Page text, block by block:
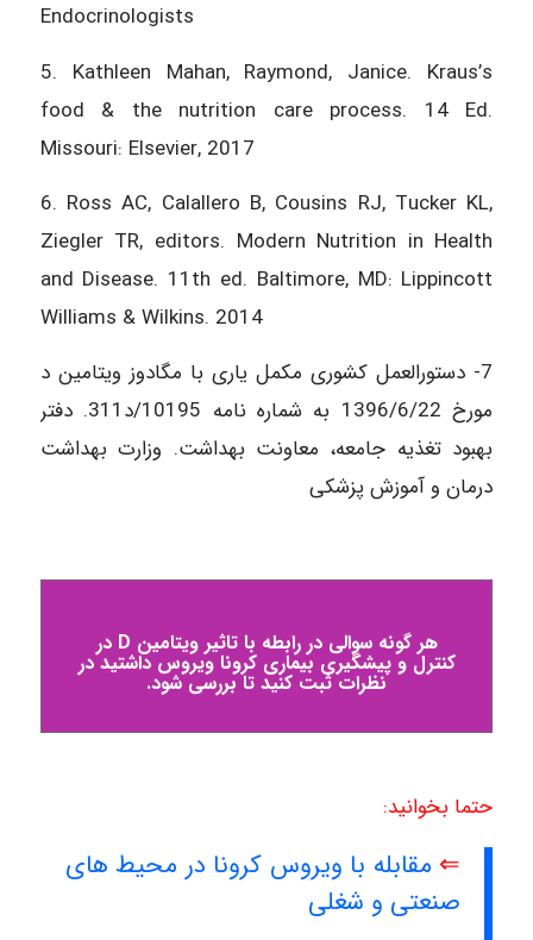
Endocrinologists
5. Kathleen Mahan, Raymond, Janice. Kraus’s
food & the nutrition care process. 14 Ed.
Missouri: Elsevier, 2017
6. Ross AC, Calallero B, Cousins RJ, Tucker KL,
Ziegler TR, editors. Modern Nutrition in Health
and Disease. 11th ed. Baltimore, MD: Lippincott
Williams & Wilkins. 2014
7- دستورالعمل کشوری مکمل یاری با مگادوز ویتامین د
مورخ 1396/6/22 به شماره نامه 10195/د311. دفتر
بهبود تغذیه جامعه، معاونت بهداشت. وزارت بهداشت
درمان و آموزش پزشکی
هر گونه سوالی در رابطه با تاثیر ویتامین D در
کنترل و پیشگیری بیماری کرونا ویروس داشتید در
نظرات ثبت کنید تا بررسی شود.
حتما بخوانید:
⇐ مقابله با ویروس کرونا در محیط های
صنعتی و شغلی